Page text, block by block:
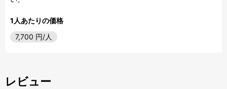
1人あたりの価格
7,700 円/人
レビュー